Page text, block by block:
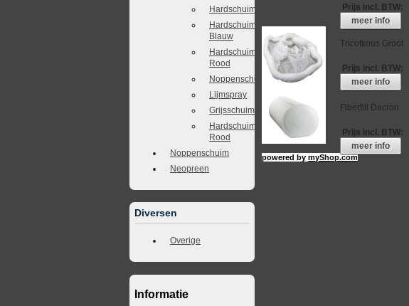
Hardschuim
Hardschuim
Blauw
Hardschuim
Rood
Noppenschuim
Lijmspray
Grijsschuim/Antraciet
Hardschuim
Rood
Noppenschuim
Neopreen
Diversen
Overige
Informatie
Prijs incl. BTW:
meer info
Tricotkous Groot
Prijs incl. BTW:
meer info
Fiberfill Dacron
Prijs incl. BTW:
meer info
powered bymyShop.com